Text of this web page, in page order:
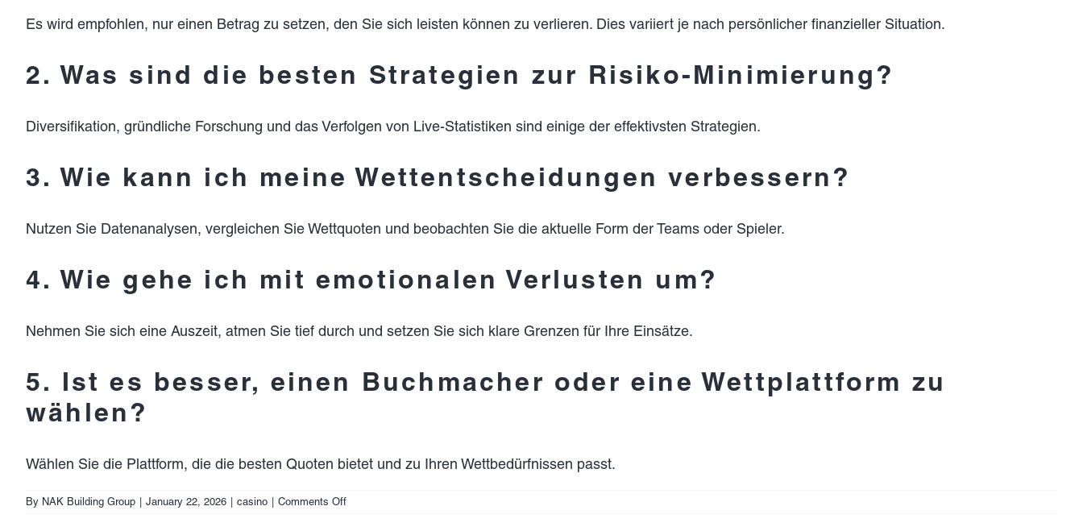
Es wird empfohlen, nur einen Betrag zu setzen, den Sie sich leisten können zu verlieren. Dies variiert je nach persönlicher finanzieller Situation.
2. Was sind die besten Strategien zur Risiko-Minimierung?
Diversifikation, gründliche Forschung und das Verfolgen von Live-Statistiken sind einige der effektivsten Strategien.
3. Wie kann ich meine Wettentscheidungen verbessern?
Nutzen Sie Datenanalysen, vergleichen Sie Wettquoten und beobachten Sie die aktuelle Form der Teams oder Spieler.
4. Wie gehe ich mit emotionalen Verlusten um?
Nehmen Sie sich eine Auszeit, atmen Sie tief durch und setzen Sie sich klare Grenzen für Ihre Einsätze.
5. Ist es besser, einen Buchmacher oder eine Wettplattform zu
wählen?
Wählen Sie die Plattform, die die besten Quoten bietet und zu Ihren Wettbedürfnissen passt.
By NAK Building Group January 22, 2026 casino Comments Offon